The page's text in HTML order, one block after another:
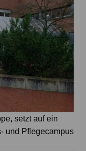
setzt auf ein
und Pflegecampus